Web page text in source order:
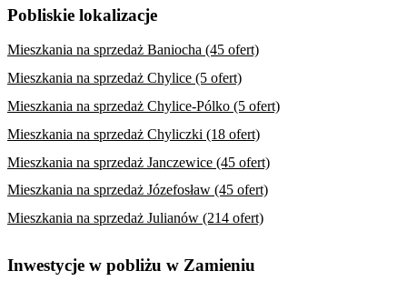
Pobliskie lokalizacje
Mieszkania na sprzedaż Baniocha (45 ofert)
Mieszkania na sprzedaż Chylice (5 ofert)
Mieszkania na sprzedaż Chylice-Pólko (5 ofert)
Mieszkania na sprzedaż Chyliczki (18 ofert)
Mieszkania na sprzedaż Janczewice (45 ofert)
Mieszkania na sprzedaż Józefosław (45 ofert)
Mieszkania na sprzedaż Julianów (214 ofert)
Inwestycje w pobliżu w Zamieniu